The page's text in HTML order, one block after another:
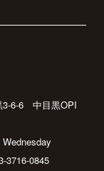
3-6-6 中目黒OPI
0845